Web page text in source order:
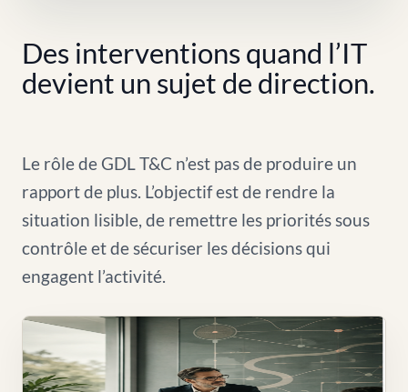
Des interventions quand l’IT
devient un sujet de direction.
Le rôle de GDL T&C n’est pas de produire un
rapport de plus. L’objectif est de rendre la
situation lisible, de remettre les priorités sous
contrôle et de sécuriser les décisions qui
engagent l’activité.